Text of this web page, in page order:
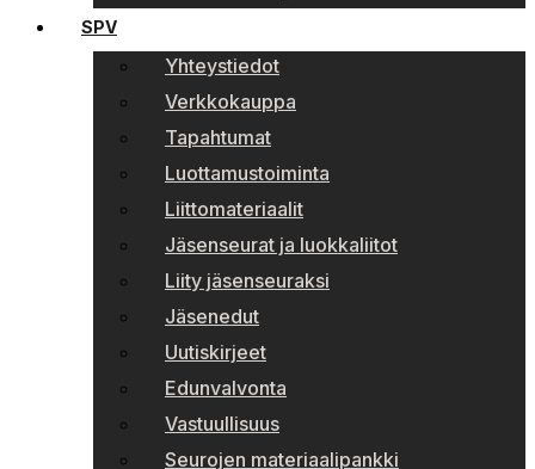
SPV
Yhteystiedot
Verkkokauppa
Tapahtumat
Luottamustoiminta
Liittomateriaalit
Jäsenseurat ja luokkaliitot
Liity jäsenseuraksi
Jäsenedut
Uutiskirjeet
Edunvalvonta
Vastuullisuus
Seurojen materiaalipankki